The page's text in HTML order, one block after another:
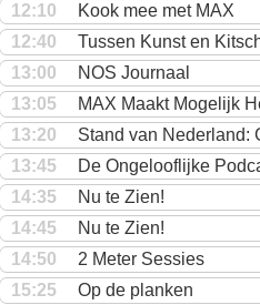
12:10
Kook mee met MAX
12:40
Tussen Kunst en
13:00
NOS Journaal
13:05
MAX Maakt Mogelijk
13:20
Stand van Nederland:
13:45
De Ongelooflijke
14:35
Nu te Zien!
14:45
Nu te Zien!
14:50
2 Meter Sessies
15:25
Op de planken